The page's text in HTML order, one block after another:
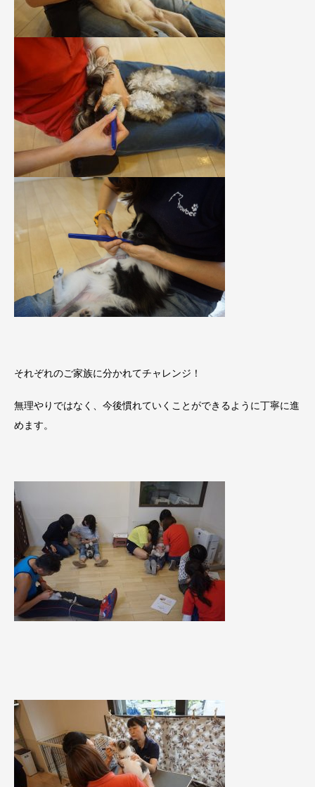
それぞれのご家族に分かれてチャレンジ！
無理やりではなく、今後慣れていくことができるように丁寧に進
めます。